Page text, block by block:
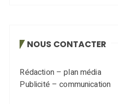
NOUS CONTACTER
Rédaction – plan média
Publicité – communication